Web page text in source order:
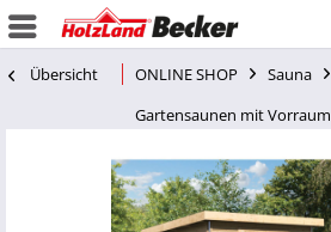
Übersicht ONLINE SHOP Sauna
Gartensaunen mit Vorraum